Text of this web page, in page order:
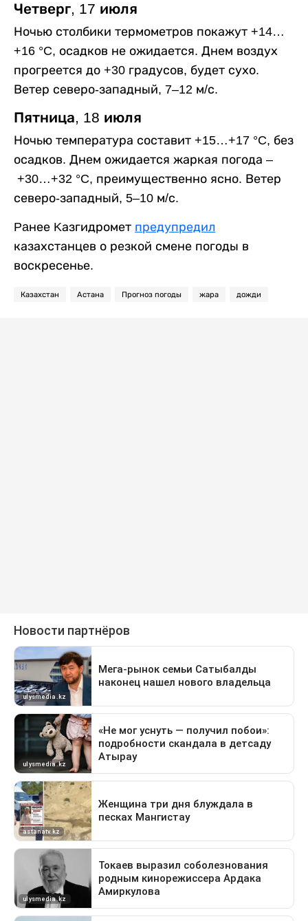
Четверг, 17 июля
Ночью столбики термометров покажут +14…
+16 °C, осадков не ожидается. Днем воздух
прогреется до +30 градусов, будет сухо.
Ветер северо-западный, 7–12 м/с.
Пятница, 18 июля
Ночью температура составит +15…+17 °C, без
осадков. Днем ожидается жаркая погода –
+30…+32 °C, преимущественно ясно. Ветер
северо-западный, 5–10 м/с.
Paнее Kазгидромет предупредил
казахстанцев о резкой смене погоды в
воскресенье.
Казахстан Астана Прогноз погоды жара дожди